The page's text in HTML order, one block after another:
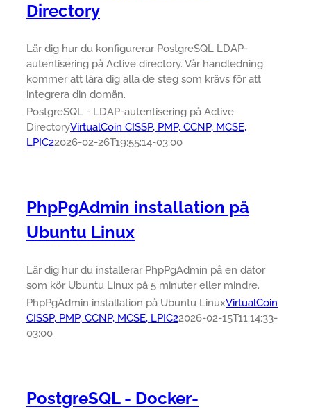
Directory
Lär dig hur du konfigurerar PostgreSQL LDAP-
autentisering på Active directory. Vår handledning
kommer att lära dig alla de steg som krävs för att
integrera din domän.
PostgreSQL - LDAP-autentisering på Active
DirectoryVirtualCoin CISSP, PMP, CCNP, MCSE,
LPIC22026-02-26T19:55:14-03:00
PhpPgAdmin installation på
Ubuntu Linux
Lär dig hur du installerar PhpPgAdmin på en dator
som kör Ubuntu Linux på 5 minuter eller mindre.
PhpPgAdmin installation på Ubuntu LinuxVirtualCoin
CISSP, PMP, CCNP, MCSE, LPIC22026-02-15T11:14:33-
03:00
PostgreSQL - Docker-